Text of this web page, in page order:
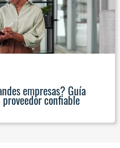
empresas? Guía
confiable